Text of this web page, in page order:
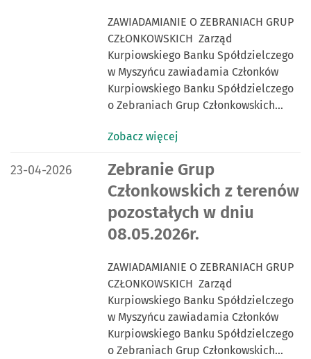
ZAWIADAMIANIE O ZEBRANIACH GRUP
CZŁONKOWSKICH Zarząd
Kurpiowskiego Banku Spółdzielczego
w Myszyńcu zawiadamia Członków
Kurpiowskiego Banku Spółdzielczego
o Zebraniach Grup Członkowskich…
Zobacz więcej
DATA PUBLIKACJI:
23-04-2026
Zebranie Grup
Członkowskich z terenów
pozostałych w dniu
08.05.2026r.
ZAWIADAMIANIE O ZEBRANIACH GRUP
CZŁONKOWSKICH Zarząd
Kurpiowskiego Banku Spółdzielczego
w Myszyńcu zawiadamia Członków
Kurpiowskiego Banku Spółdzielczego
o Zebraniach Grup Członkowskich…